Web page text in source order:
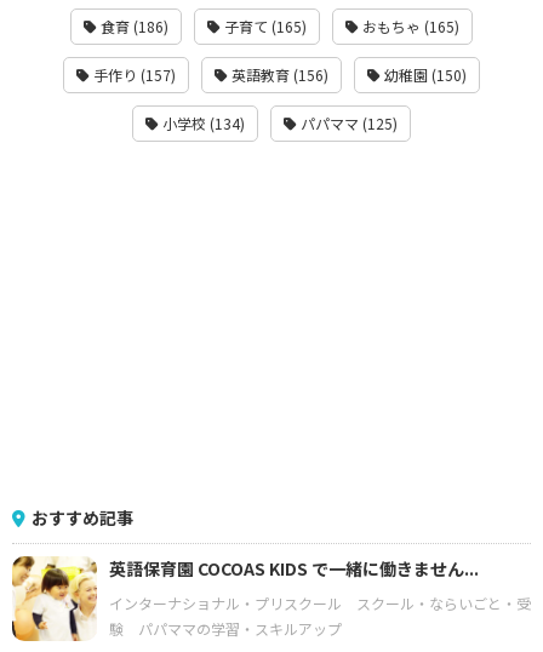
食育 (186) 子育て (165) おもちゃ (165)
手作り (157) 英語教育 (156) 幼稚園 (150)
小学校 (134) パパママ (125)
おすすめ記事
英語保育園 COCOAS KIDS で一緒に働きません...
インターナショナル・プリスクール
スクール・ならいごと・受
験
パパママの学習・スキルアップ